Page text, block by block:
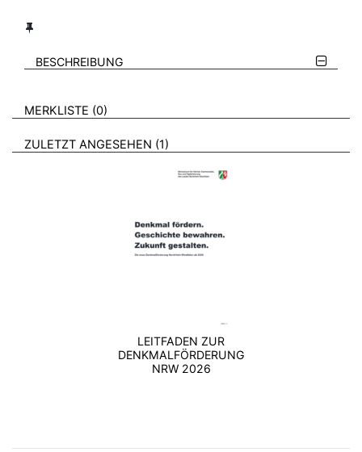
BESCHREIBUNG
VERWEISE AUF VERMERKTE- ODER ZULETZT ANGESEHENE
MERKLISTE 0 BROSCHÜREN
ZULETZT ANGESEHEN 1 BROSCHÜREN
LEITFADEN ZUR
DENKMALFÖRDERUNG
NRW 2026